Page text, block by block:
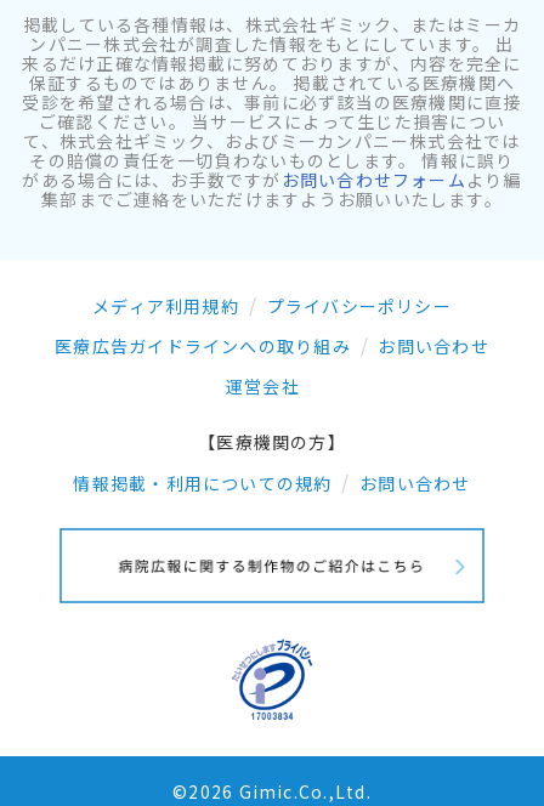
掲載している各種情報は、株式会社ギミック、またはミーカ
ンパニー株式会社が調査した情報をもとにしています。 出
来るだけ正確な情報掲載に努めておりますが、内容を完全に
保証するものではありません。 掲載されている医療機関へ
受診を希望される場合は、事前に必ず該当の医療機関に直接
ご確認ください。 当サービスによって生じた損害につい
て、株式会社ギミック、およびミーカンパニー株式会社では
その賠償の責任を一切負わないものとします。 情報に誤り
がある場合には、お手数ですが お問い合わせフォーム より編
集部までご連絡をいただけますようお願いいたします。
メディア利用規約
プライバシーポリシー
医療広告ガイドラインへの取り組み
お問い合わせ
運営会社
【医療機関の方】
情報掲載・利用についての規約
お問い合わせ
©2026 Gimic.Co.,Ltd.